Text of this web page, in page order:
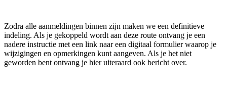
Zodra alle aanmeldingen binnen zijn maken we een definitieve
indeling. Als je gekoppeld wordt aan deze route ontvang je een
nadere instructie met een link naar een digitaal formulier waarop je
wijzigingen en opmerkingen kunt aangeven. Als je het niet
geworden bent ontvang je hier uiteraard ook bericht over.